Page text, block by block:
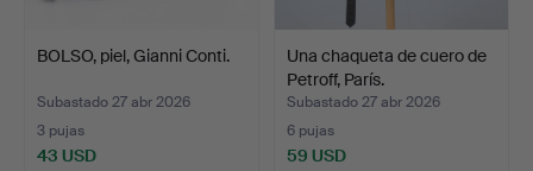
BOLSO, piel, Gianni Conti.
Subastado 27 abr 2026
3 pujas
43 USD
Una chaqueta de cuero de
Petroff, París.
Subastado 27 abr 2026
6 pujas
59 USD